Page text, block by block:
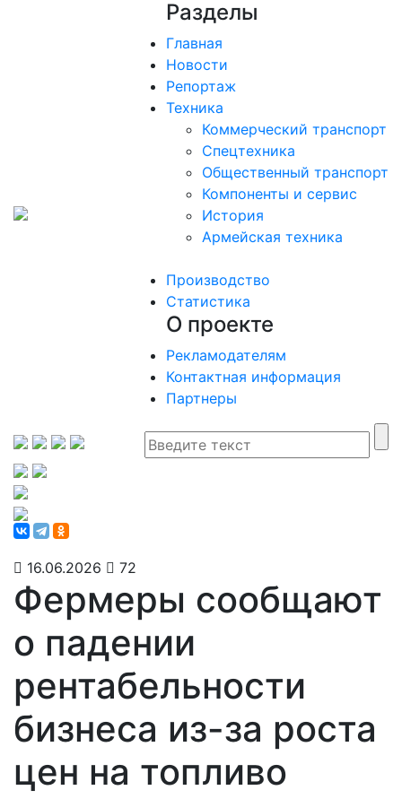
Разделы
Главная
Новости
Репортаж
Техника
Коммерческий транспорт
Спецтехника
Общественный транспорт
Компоненты и сервис
История
Армейская техника
Производство
Статистика
О проекте
Рекламодателям
Контактная информация
Партнеры
16.06.2026 72
Фермеры сообщают
о падении
рентабельности
бизнеса из-за роста
цен на топливо